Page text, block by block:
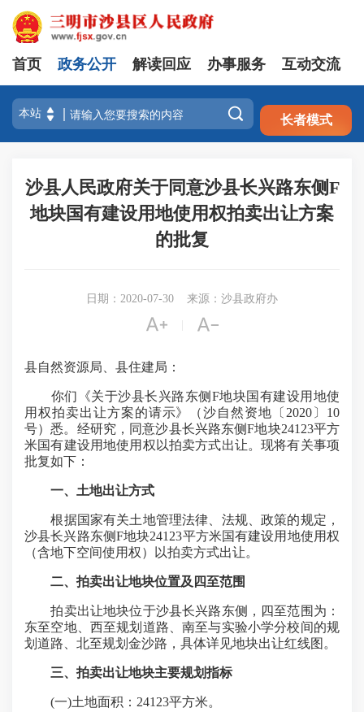
注册 登录
首页 政务公开 解读回应 办事服务 互动交流
 长者模式
沙县人民政府关于同意沙县长兴路东侧F
地块国有建设用地使用权拍卖出让方案
的批复
日期：2020-07-30 来源：沙县政府办
 
县自然资源局、县住建局：
你们《关于沙县长兴路东侧F地块国有建设用地使
用权拍卖出让方案的请示》（沙自然资地〔2020〕10
号）悉。经研究，同意沙县长兴路东侧F地块24123平方
米国有建设用地使用权以拍卖方式出让。现将有关事项
批复如下：
一、土地出让方式
根据国家有关土地管理法律、法规、政策的规定，
沙县长兴路东侧F地块24123平方米国有建设用地使用权
（含地下空间使用权）以拍卖方式出让。
二、拍卖出让地块位置及四至范围
拍卖出让地块位于沙县长兴路东侧，四至范围为：
东至空地、西至规划道路、南至与实验小学分校间的规
划道路、北至规划金沙路，具体详见地块出让红线图。
三、拍卖出让地块主要规划指标
(一)土地面积：24123平方米。